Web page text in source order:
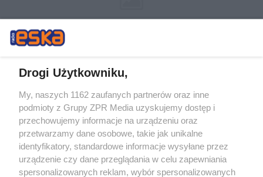
Żaden utwór zamieszczony w serwisie nie może być powielany i
rozpowszechniany lub dalej rozpowszechniany w jakikolwiek sposób (w
tym także elektroniczny lub mechaniczny) na jakimkolwiek polu
eksploatacji w jakiejkolwiek formie, włącznie z umieszczaniem w
Internecie bez pisemnej zgody właściciela praw. Jakiekolwiek użycie lub
wykorzystanie utworów w całości lub w części z naruszeniem prawa,
tzn. bez właściwej zgody, jest zabronione pod groźbą kary i może być
ścigane prawnie.
Drogi Użytkowniku,
My, naszych 1162 zaufanych partnerów oraz inne
podmioty z Grupy ZPR Media uzyskujemy dostęp i
przechowujemy informacje na urządzeniu oraz
przetwarzamy dane osobowe, takie jak unikalne
identyfikatory, standardowe informacje wysyłane przez
urządzenie czy dane przeglądania w celu zapewniania
spersonalizowanych reklam, wybór spersonalizowanych